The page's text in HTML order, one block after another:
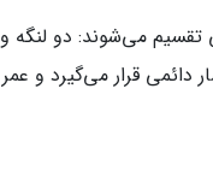
می‌شوند: دو لنگه و
قرار می‌گیرد و عمر